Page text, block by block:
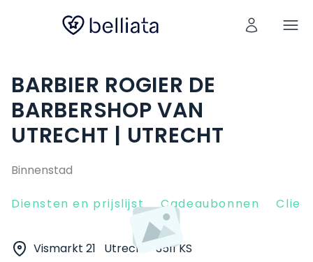
BARBIER ROGIER DE
BARBERSHOP VAN
UTRECHT | UTRECHT
Binnenstad
Diensten en prijslijst Cadeaubonnen
Vismarkt 21 Utrecht
3511 KS